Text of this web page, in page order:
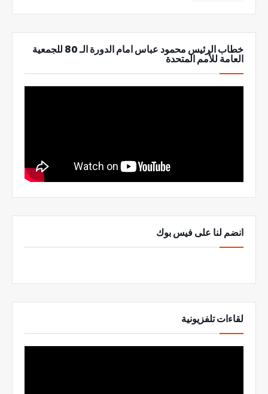
خطاب الرئيس محمود عباس امام الدورة الـ 80 للجمعية
العامة للأمم المتحدة
انضم لنا على فيس بوك
لقاءات تلفزيونية